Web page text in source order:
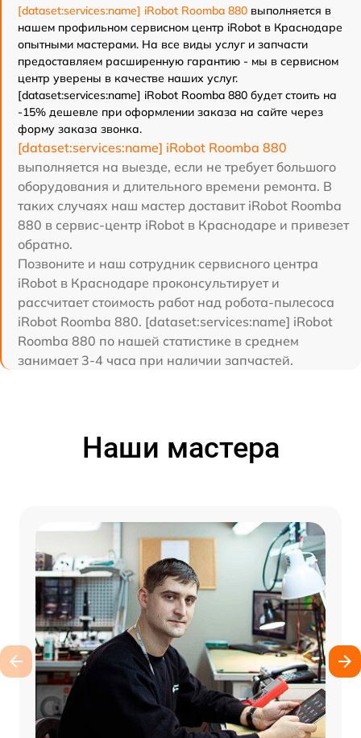
[dataset:services:name] iRobot Roomba 880 выполняется в
нашем профильном сервисном центр iRobot в Краснодаре
опытными мастерами. На все виды услуг и запчасти
предоставляем расширенную гарантию - мы в сервисном
центр уверены в качестве наших услуг.
[dataset:services:name] iRobot Roomba 880 будет стоить на
-15% дешевле при оформлении заказа на сайте через
форму заказа звонка.
[dataset:services:name] iRobot Roomba 880
выполняется на выезде, если не требует большого
оборудования и длительного времени ремонта. В
таких случаях наш мастер доставит iRobot Roomba
880 в сервис-центр iRobot в Краснодаре и привезет
обратно.
Позвоните и наш сотрудник сервисного центра
iRobot в Краснодаре проконсультирует и
рассчитает стоимость работ над робота-пылесоса
iRobot Roomba 880. [dataset:services:name] iRobot
Roomba 880 по нашей статистике в среднем
занимает 3-4 часа при наличии запчастей.
Наши мастера